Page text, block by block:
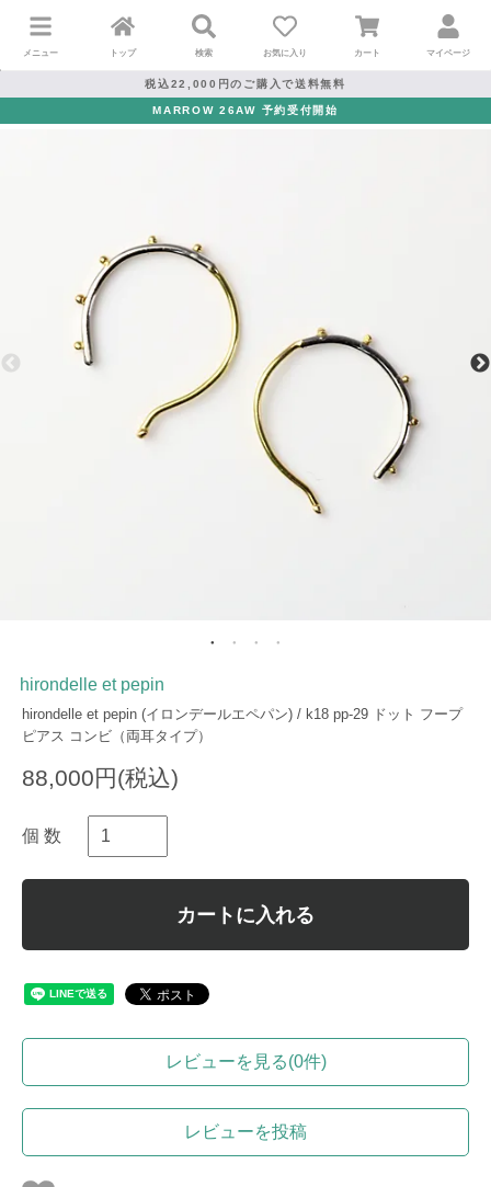
メニュー トップ 検索 お気に入り カート マイページ
税込22,000円のご購入で送料無料
MARROW 26AW 予約受付開始
hirondelle et pepin
hirondelle et pepin (イロンデールエペパン) / k18 pp-29 ドット フープ
ピアス コンビ（両耳タイプ）
88,000円(税込)
個 数
カートに入れる
レビューを見る(0件)
レビューを投稿